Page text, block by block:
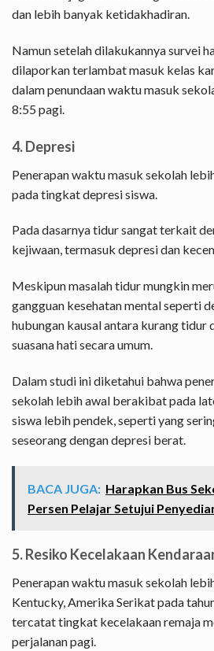
dan lebih banyak ketidakhadiran.
Namun setelah dilakukannya survei
dilaporkan terlambat masuk kelas
dalam penundaan waktu masuk
8:55 pagi.
4. Depresi
Penerapan waktu masuk sekolah
pada tingkat depresi siswa.
Pada dasarnya tidur sangat terkait
kejiwaan, termasuk depresi dan
Meskipun masalah tidur mungkin
gangguan kesehatan mental seperti
hubungan kausal antara kurang tidur
suasana hati secara umum.
Dalam studi ini diketahui bahwa
sekolah lebih awal berakibat pada
siswa lebih pendek, seperti yang
seseorang dengan depresi berat.
BACA JUGA: Harapkan Bus
Persen Pelajar Setujui
5. Resiko Kecelakaan
Penerapan waktu masuk sekolah
Kentucky, Amerika Serikat pada
tercatat tingkat kecelakaan remaja
perjalanan pagi.